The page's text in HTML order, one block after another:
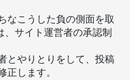
なこうした負の側面を取
、サイト運営者の承認制
とやりとりをして、投稿
します。